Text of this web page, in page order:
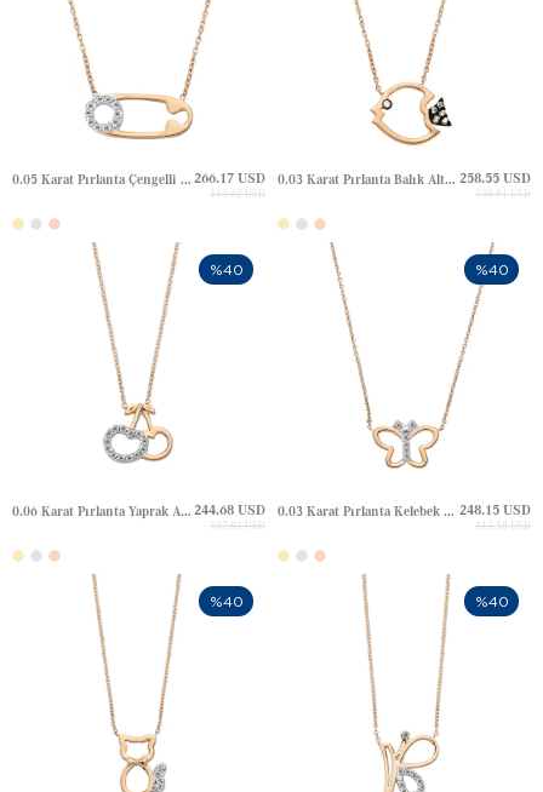
0.05 Karat Pırlanta Çengelli İğne Altın Kolye 266.17 USD
443.62 USD
0.03 Karat Pırlanta Balık Altın Kolye 258.55 USD
430.91 USD
0.06 Karat Pırlanta Yaprak Altın Kolye 244.68 USD
407.81 USD
%40
0.03 Karat Pırlanta Kelebek Altın Kolye 248.15 USD
413.58 USD
%40
%40 %40